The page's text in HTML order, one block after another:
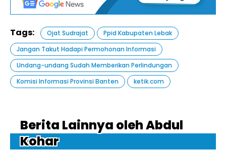
Tags: Ojat Sudrajat
Ppid Kabupaten Lebak
Jangan Takut Hadapi Permohonan Informasi
Undang-undang Sudah Memberikan Perlindungan
Komisi Informasi Provinsi Banten
ketik.com
Berita Lainnya oleh Abdul
Kohar